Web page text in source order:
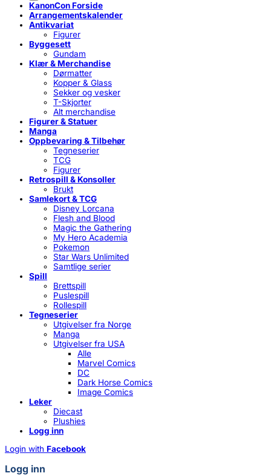
KanonCon Forside
Arrangementskalender
Antikvariat
Figurer
Byggesett
Gundam
Klær & Merchandise
Dørmatter
Kopper & Glass
Sekker og vesker
T-Skjorter
Alt merchandise
Figurer & Statuer
Manga
Oppbevaring & Tilbehør
Tegneserier
TCG
Figurer
Retrospill & Konsoller
Brukt
Samlekort & TCG
Disney Lorcana
Flesh and Blood
Magic the Gathering
My Hero Academia
Pokemon
Star Wars Unlimited
Samtlige serier
Spill
Brettspill
Puslespill
Rollespill
Tegneserier
Utgivelser fra Norge
Manga
Utgivelser fra USA
Alle
Marvel Comics
DC
Dark Horse Comics
Image Comics
Leker
Diecast
Plushies
Logg inn
Login with Facebook
Logg inn